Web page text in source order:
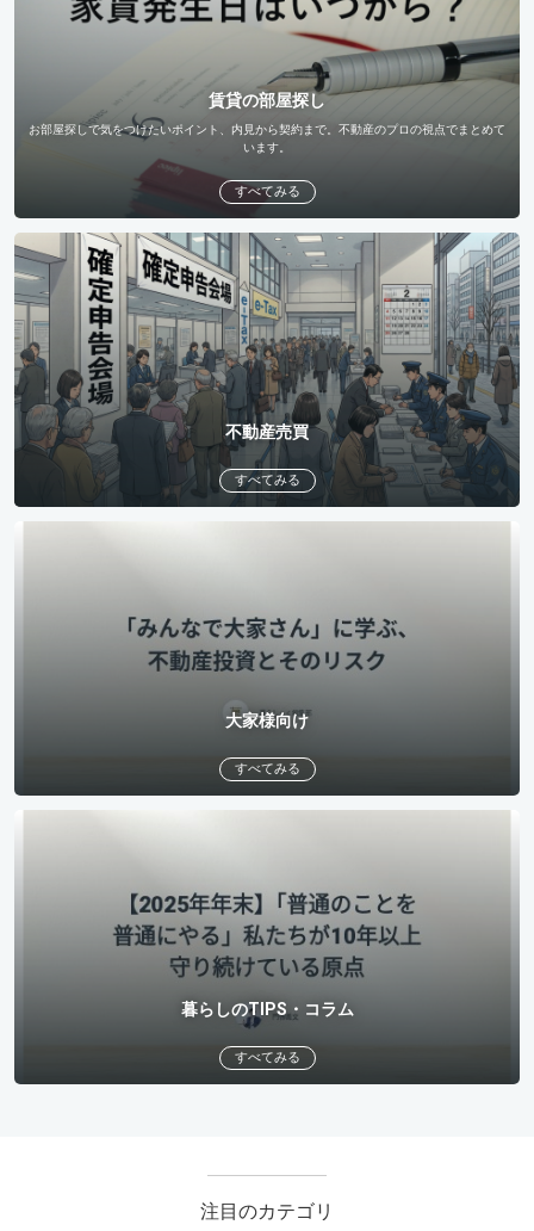
賃貸の部屋探し
お部屋探しで気をつけたいポイント、内見から契約まで。不動産のプロの視点でまとめて
います。
すべてみる
不動産売買
すべてみる
大家様向け
すべてみる
暮らしのTIPS・コラム
すべてみる
注目のカテゴリ